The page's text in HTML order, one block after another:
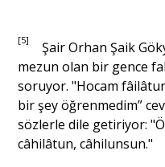
[5]
Şair Orhan Şaik
mezun olan bir gence
soruyor. "Hocam
bir şey öğrenmedim”
sözlerle dile getiriyor:
câhilâtun, câhilunsun."